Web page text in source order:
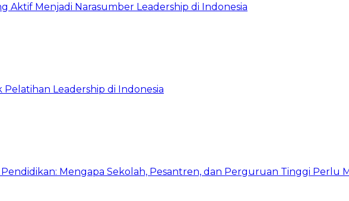
Aktif Menjadi Narasumber Leadership di Indonesia
Leadership di Indonesia
Mengapa Sekolah, Pesantren, dan Perguruan Tinggi Perlu